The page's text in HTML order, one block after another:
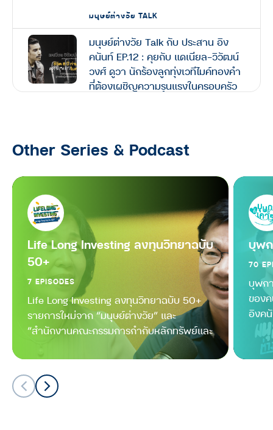
มนุษย์ต่างวัย TALK
มนุษย์ต่างวัย Talk กับ ประสาน อิง
คนันท์ EP.12 : คุยกับ แดเนียล-วิวัฒน์
วงศ์ ดูวา นักร้องลูกทุ่งเวทีไมค์ทองคำ
ที่ต้องเผชิญความรุนแรงในครอบครัว
มนุษย์ต่างวัย Talk กับ ประสาน อิง
ยานนท์ “หนุ่มเมืองจันท์” ประสบการณ์
มนุษย์ต่างวัย TALK
มนุษย์ต่างวัย Talk กับ ประสาน อิง
คนันท์ EP.10 : คุยกับ อ้อม-สุนิสา สุข
บุญสังข์ นิยามความสำเร็จเมื่อเติบโต
ขึ้น และเคล็ดลับ ‘วิชาใจเบา’ เพื่อ
เตรียมรับมือกับความเครียด
มนุษย์ต่างวัย TALK
มนุษย์ต่างวัย Talk กับ ประสาน อิง
คนันท์ EP.9 : คุยกับ นุ่น-ศิรพันธ์ และ
Other Series & Podcast
Life Long Investing ลงทุนวิทยาฉบับ
50+
7 EPISODES
Life Long Investing ลงทุนวิทยาฉบับ 50+
รายการใหม่จาก “มนุษย์ต่างวัย” และ
“สำนักงานคณะกรรมการกำกับหลักทรัพย์และ
ตลาดหลักทรัพย์” (ก.ล.ต.)
บุพ
70
บุพก
ของ
อิงค